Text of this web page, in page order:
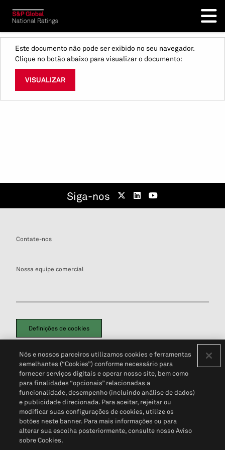
Este documento não pode ser exibido no seu navegador.
Clique no botão abaixo para visualizar o documento:
VISUALIZAR
Siga-nos
Contate-nos
Nossa equipe comercial
Definições de cookies
Política de PrivacidadePortal de privacidade do cliente (em inglês)
Não Venda Minhas Informações Pessoais© 2026 S&P Global
Nós e nossos parceiros utilizamos cookies e ferramentas
semelhantes (“Cookies”) conforme necessário para
fornecer serviços digitais e operar nosso site, bem como
para finalidades “opcionais” relacionadas a
funcionalidade, desempenho (incluindo análise de dados)
e publicidade direcionada. Para aceitar, rejeitar ou
modificar suas configurações de cookies, utilize os
botões neste banner. Para mais informações ou para
alterar sua escolha posteriormente, consulte nosso Aviso
sobre Cookies.